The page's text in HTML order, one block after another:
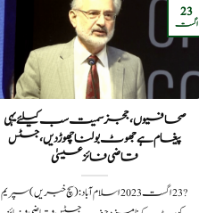
صحافیوں، ججز سمیت سب کیلئے یہی
پیغام ہے جھوٹ بولنا چھوڑدیں، جسٹس
قاضی فائز عیسیٰ
?️ 23 اگست 2023اسلام آباد: (سچ خبریں) سپریم
23
اگست